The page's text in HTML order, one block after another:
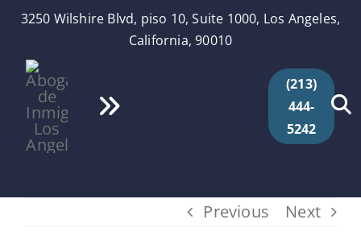
Skip
content
3250 Wilshire Blvd, piso 10, Suite 1000, Los Angeles,
California, 90010
Toggle
Inicio
(213)
444-
5242
Previous Next